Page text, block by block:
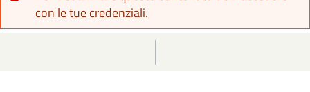
con le tue credenziali.